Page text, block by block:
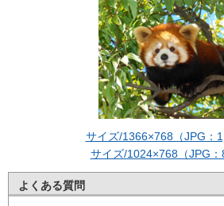
サイズ/1366×768（JPG：
サイズ/1024×768（JPG：
よくある質問